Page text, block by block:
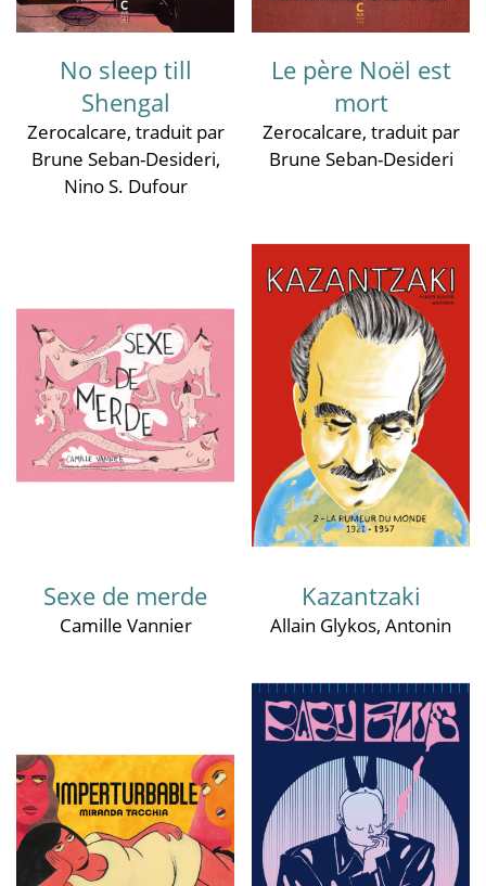
No sleep till
Shengal
Zerocalcare, traduit par
Brune Seban-Desideri,
Nino S. Dufour
Le père Noël est
mort
Zerocalcare, traduit par
Brune Seban-Desideri
Sexe de merde
Camille Vannier
Kazantzaki
Allain Glykos, Antonin